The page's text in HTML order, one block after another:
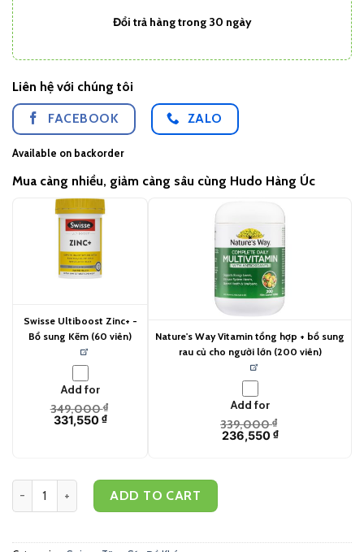
Đổi trả hàng trong 30 ngày
Liên hệ với chúng tôi
FACEBOOK ZALO
Available on backorder
Mua càng nhiều, giảm càng sâu cùng Hudo Hàng Úc
Swisse Ultiboost Zinc+ -
Bổ sung Kẽm (60 viên)
Add for
349,000₫
331,550₫
Nature's Way Vitamin tổng hợp + bổ sung
rau củ cho người lớn (200 viên)
Add for
339,000₫
236,550₫
Swisse Ultiboost Vitamin C + Manuka Honey - Viên ngậm bổ sung
ADD TO CART